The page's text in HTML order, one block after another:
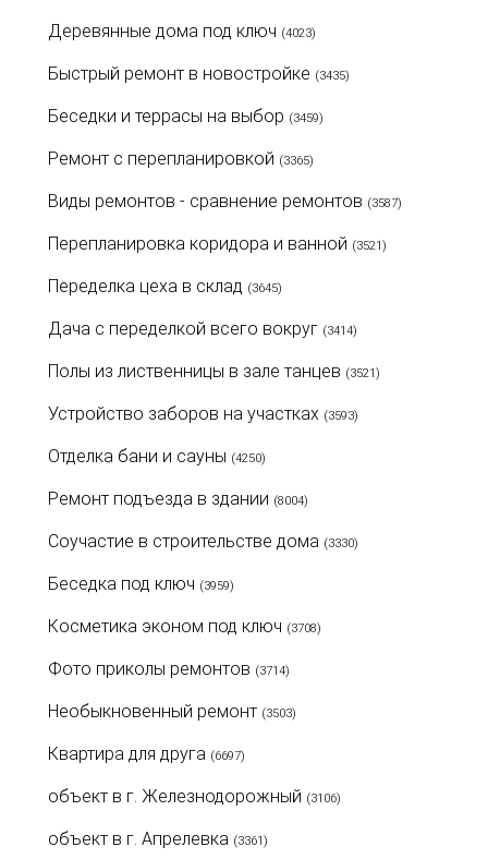
Деревянные дома под ключ (4023)
Быстрый ремонт в новостройке (3435)
Беседки и террасы на выбор (3459)
Ремонт с перепланировкой (3365)
Виды ремонтов - сравнение ремонтов (3587)
Перепланировка коридора и ванной (3521)
Переделка цеха в склад (3645)
Дача с переделкой всего вокруг (3414)
Полы из лиственницы в зале танцев (3521)
Устройство заборов на участках (3593)
Отделка бани и сауны (4250)
Ремонт подъезда в здании (8004)
Соучастие в строительстве дома (3330)
Беседка под ключ (3959)
Косметика эконом под ключ (3708)
Фото приколы ремонтов (3714)
Необыкновенный ремонт (3503)
Квартира для друга (6697)
объект в г. Железнодорожный (3106)
объект в г. Апрелевка (3361)